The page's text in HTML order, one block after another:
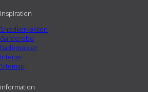
inspiration
Snedkerkøkken
Garderobe
Bademøbler
Interiør
Sitemap
information